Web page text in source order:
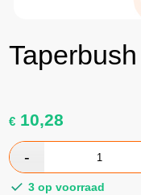
€ 10,28
3 op voorraad